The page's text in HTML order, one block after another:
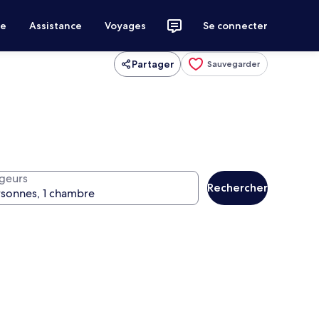
Assistance Voyages Se connecter
Partager Sauvegarder
Rechercher